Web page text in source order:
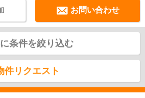
お問い合わせ
条件を絞り込む
件リクエスト